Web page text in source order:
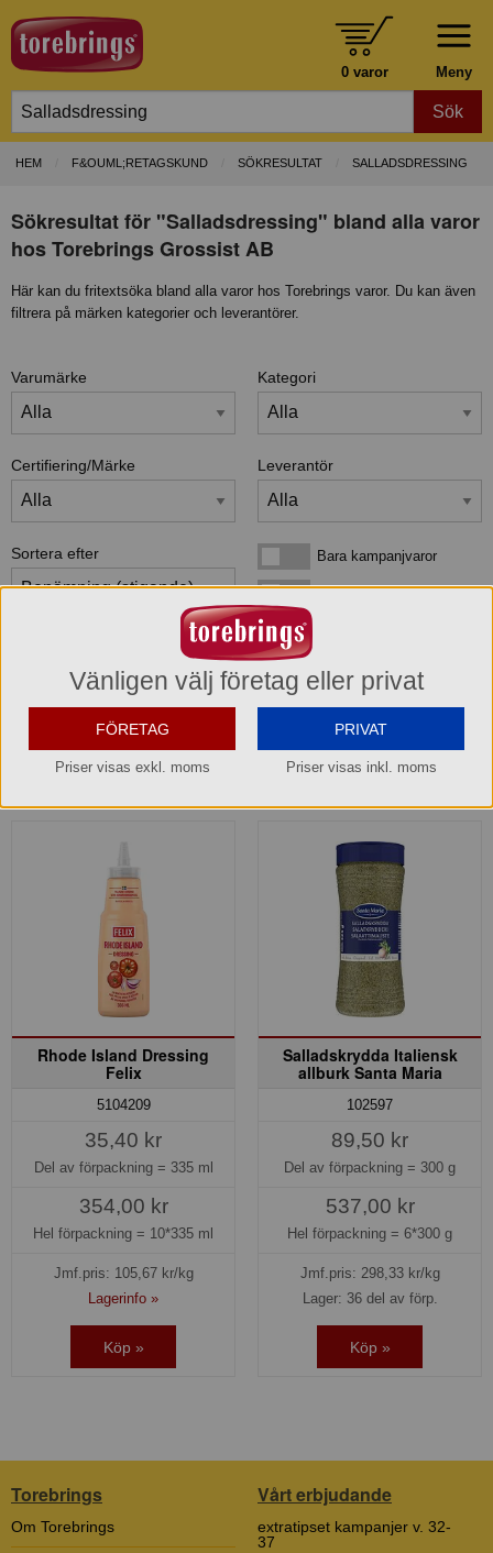
Meny
0 varor
Sök
HEM F&OUML;RETAGSKUND SÖKRESULTAT SALLADSDRESSING
Sökresultat för "Salladsdressing" bland alla varor
hos Torebrings Grossist AB
Här kan du fritextsöka bland alla varor hos Torebrings varor. Du kan även
filtrera på märken kategorier och leverantörer.
Varumärke Kategori
Certifiering/Märke Leverantör
Sortera efter Bara kampanjvarorBara kampanjvaror
Bara lagervarorBara lagervaror
Visa maxläge 1 vara/rad
Visa standardlägeVisa standardläge 2 varor/rad
produktersom matchar din sökning:
Rhode Island Dressing
Felix
5104209
35,40 kr
Del av förpackning = 335 ml
354,00 kr
Hel förpackning = 10*335 ml
Jmf.pris: 105,67kr/kg
Lagerinfo »
Köp »
Salladskrydda Italiensk
allburk Santa Maria
102597
89,50 kr
Del av förpackning = 300 g
537,00 kr
Hel förpackning = 6*300 g
Jmf.pris: 298,33kr/kg
Lager: 36 del av förp.
Köp »
Torebrings
Om Torebrings
Vårt erbjudande
extratipset kampanjer v. 32-
37
Vänligen välj företag eller privat
FÖRETAG
Priser visas exkl. moms
PRIVAT
Priser visas inkl. moms